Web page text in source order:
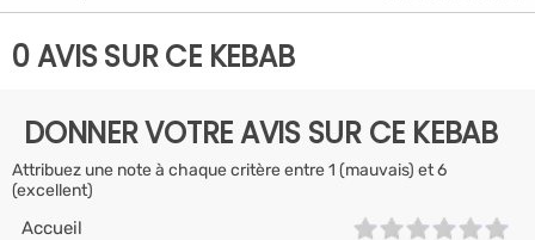
0 AVIS SUR CE KEBAB
DONNER VOTRE AVIS SUR CE KEBAB
Attribuez une note à chaque critère entre 1 (mauvais) et 6
(excellent)
Accueil